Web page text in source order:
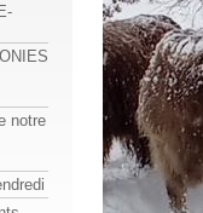
notre